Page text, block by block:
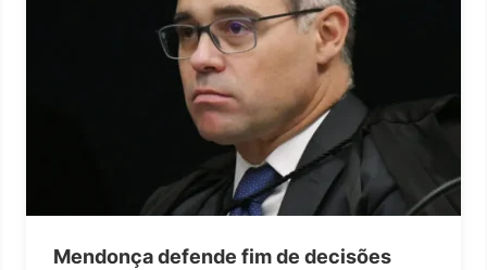
Mendonça defende fim de decisões